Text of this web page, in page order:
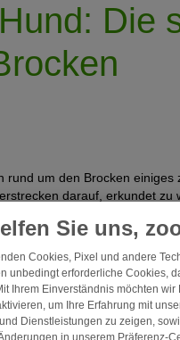
Die
um den Brocken einiges
darauf, erkundet zu
sind, erfahren Sie in dieser
Sie uns,
Cookies, Pixel und andere
unbedingt erforderliche Cookies,
Ihrem Einverständnis möchten
um Ihre Erfahrung mit
Dienstleistungen zu zeigen,
in unserem Präferenz-